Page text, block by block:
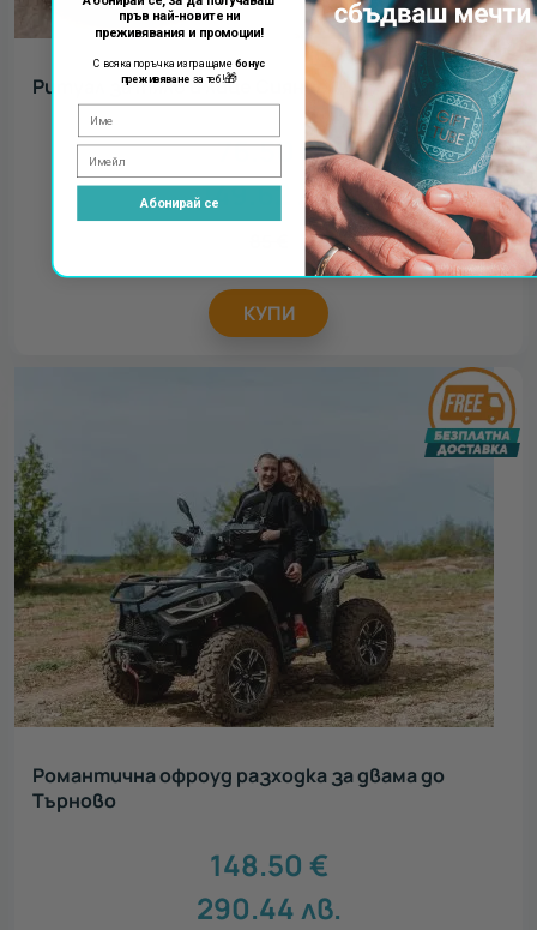
Ритуал за тяло и лице Сияние
76.50 €
149.62 лв.
КУПИ
Романтична офроуд разходка за двама до
Търново
148.50 €
290.44лв.
пръв най-новите ни
преживявания и промоции!
С всяка поръчка изпращаме бонус
преживяване за теб!🎁
Абонирай се